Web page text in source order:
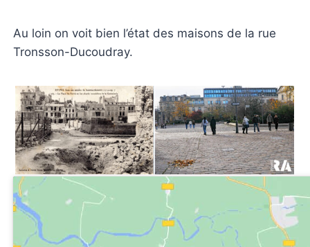
Au loin on voit bien l’état des maisons de la rue
Tronsson-Ducoudray.